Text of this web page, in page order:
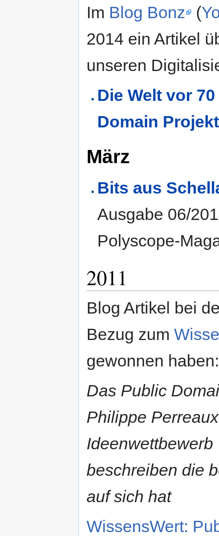
Im Blog Bonz (
2014 ein Artikel
unseren
Die Welt vor
Domain Projekt
März
Bits aus
Ausgabe 06/
Polyscope-
2011
Blog Artikel bei
Bezug zum
gewonnen haben:
Das Public
Philippe
beschreiben die
auf sich hat
WissensWert: